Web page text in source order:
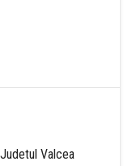
Valcea